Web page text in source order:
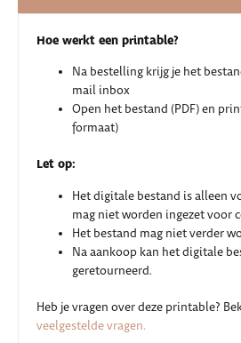
Hoe werkt een printable?
Na bestelling krijg je het
mail inbox
Open het bestand (PDF) en
formaat)
Let op:
Het digitale bestand is alleen
mag niet worden ingezet voor
Het bestand mag niet verder
Na aankoop kan het digitale
geretourneerd.
Heb je vragen over deze printable?
veelgestelde vragen.